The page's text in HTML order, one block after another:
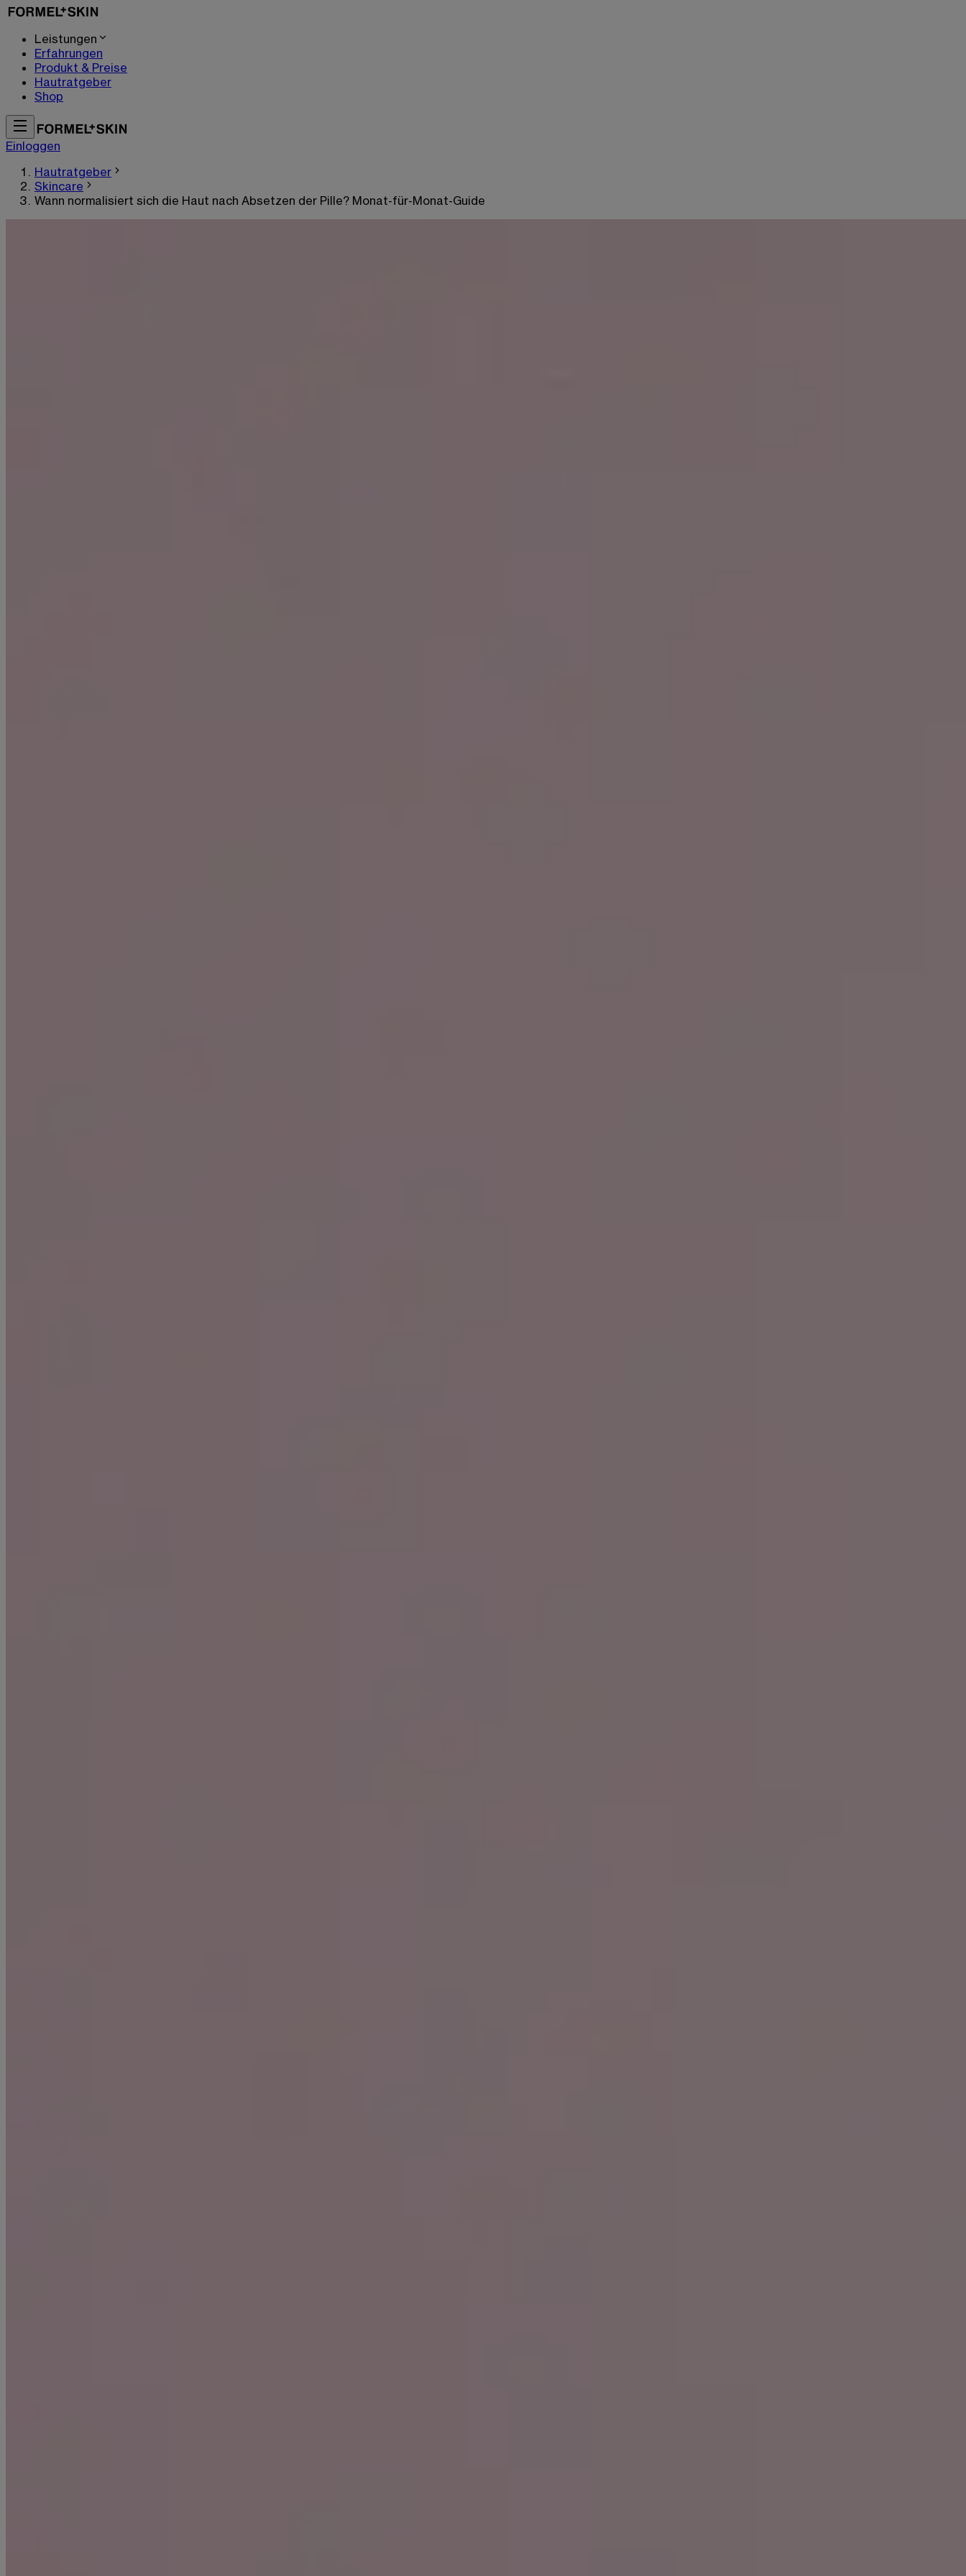
Leistungen
Erfahrungen
Produkt & Preise
Hautratgeber
Shop
Einloggen
Hautratgeber
Skincare
Wann normalisiert sich die Haut nach Absetzen der Pille? Monat-für-Monat-Guide